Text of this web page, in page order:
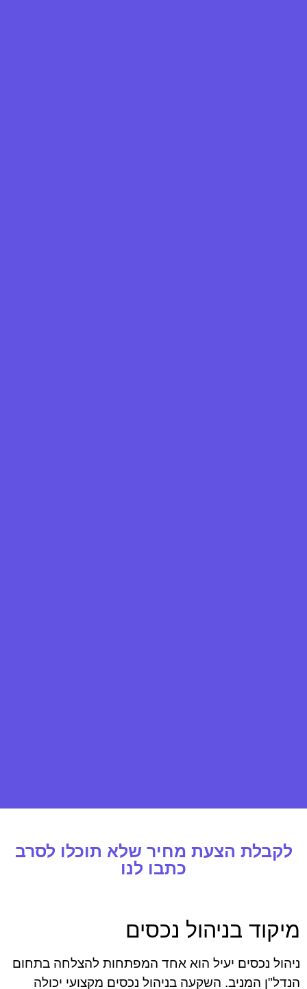
לקבלת הצעת מחיר שלא תוכלו לסרב
כתבו לנו
מיקוד בניהול נכסים
ניהול נכסים יעיל הוא אחד המפתחות להצלחה בתחום
הנדל"ן המניב. השקעה בניהול נכסים מקצועי יכולה